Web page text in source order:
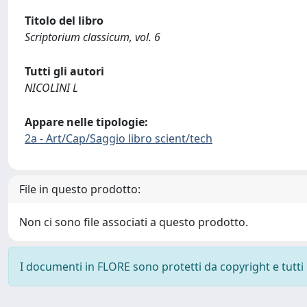
Titolo del libro
Scriptorium classicum, vol. 6
Tutti gli autori
NICOLINI L
Appare nelle tipologie:
2a - Art/Cap/Saggio libro scient/tech
File in questo prodotto:
Non ci sono file associati a questo prodotto.
I documenti in FLORE sono protetti da copyright e